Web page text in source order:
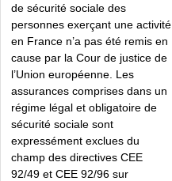
de sécurité sociale des
personnes exerçant une activité
en France n’a pas été remis en
cause par la Cour de justice de
l’Union européenne. Les
assurances comprises dans un
régime légal et obligatoire de
sécurité sociale sont
expressément exclues du
champ des directives CEE
92/49 et CEE 92/96 sur